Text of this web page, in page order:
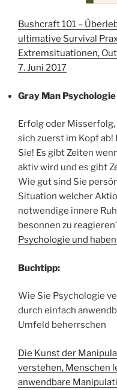
Bushcraft 101 –
ultimative Survival
Extremsituationen,
7. Juni 2017
Gray Man Psychologie
Erfolg oder
sich zuerst im Kopf
Sie! Es gibt Zeiten
aktiv wird und es gibt
Wie gut sind Sie
Situation welcher
notwendige innere
besonnen zu
Psychologie und
Buchtipp:
Wie Sie Psychologie
durch einfach
Umfeld beherrschen
Die Kunst der
verstehen, Menschen
anwendbare